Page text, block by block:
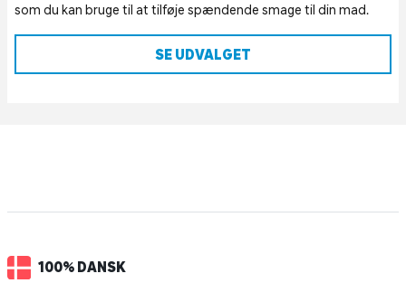
som du kan bruge til at tilføje spændende smage til din mad.
SE UDVALGET
100% DANSK